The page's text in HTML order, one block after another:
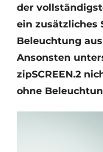
der
ein zusätzliches
Beleuchtung
Ansonsten
zipSCREEN.2
ohne